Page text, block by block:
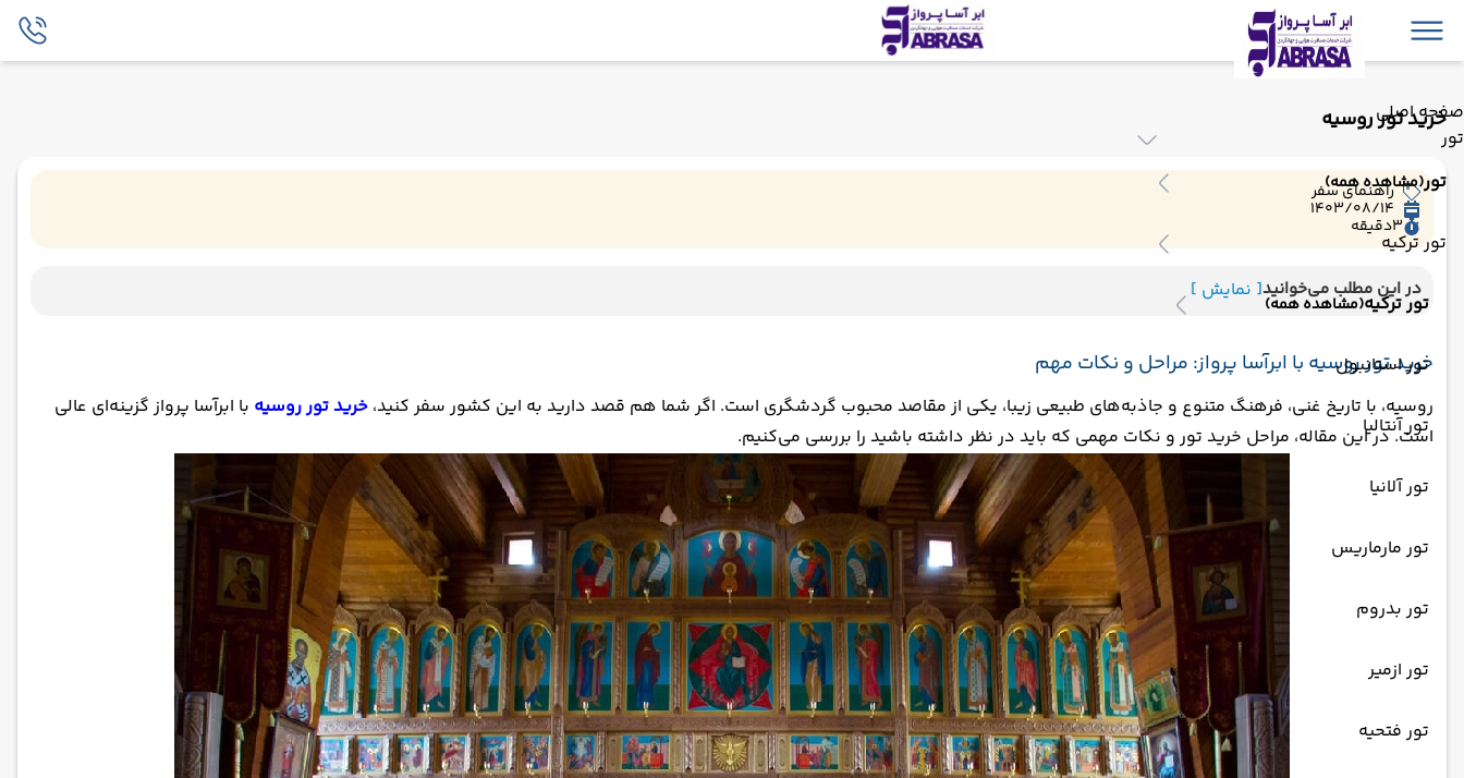
صفحه اصلی
تور
تور(مشاهده همه)
تور ترکیه
تور ترکیه(مشاهده همه)
تور استانبول
تور آنتالیا
تور آلانیا
تور مارماریس
تور بدروم
تور ازمیر
تور فتحیه
خرید تور روسیه
راهنمای سفر
1403/08/14
3دقیقه
در این مطلب می‌خوانید[ نمایش ]
خرید تور روسیه با ابرآسا پرواز: مراحل و نکات مهم
روسیه، با تاریخ غنی، فرهنگ متنوع و جاذبه‌های طبیعی زیبا، یکی از مقاصد محبوب گردشگری است. اگر شما هم قصد دارید به این کشور سفر کنید، خرید تور روسیه با ابرآسا پرواز گزینه‌ای عالی
است. در این مقاله، مراحل خرید تور و نکات مهمی که باید در نظر داشته باشید را بررسی می‌کنیم.